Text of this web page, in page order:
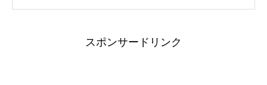
スポンサードリンク